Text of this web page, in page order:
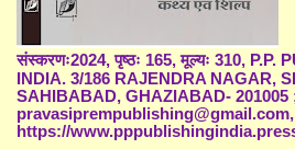
संस्करणः2024, पृष्ठः 165, मूल्यः 310, P.P.
INDIA. 3/186 RAJENDRA NAGAR,
SAHIBABAD, GHAZIABAD- 201005
https://